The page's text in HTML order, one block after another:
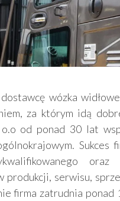
wózka
za którym idą
od ponad 30 lat
Sukces
oraz
produkcji, serwisu,
firma zatrudnia